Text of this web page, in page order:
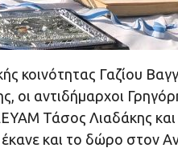
κοινότητας Γαζίου
οι αντιδήμαρχοι
Τάσος Λιαδάκης
και το δώρο στον